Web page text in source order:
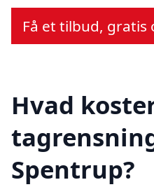
Få et tilbud,
Hvad
Spentrup?